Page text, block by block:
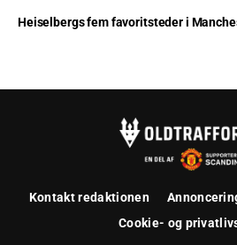
Heiselbergs fem favoritsteder i
Kontakt redaktionen
Cookie- og